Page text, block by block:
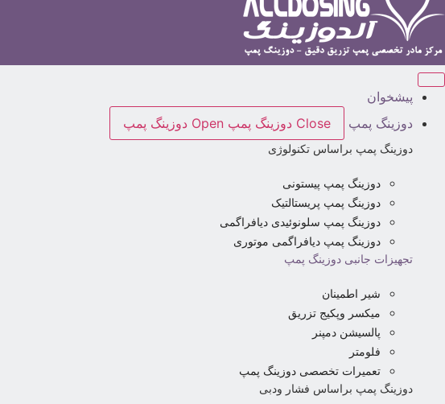
پیشخوان
دوزینگ پمپ
Close دوزینگ پمپ Open دوزینگ پمپ
دوزینگ پمپ براساس تکنولوژی
دوزینگ پمپ پیستونی
دوزینگ پمپ پریستالتیک
دوزینگ پمپ سلونوئیدی دیافراگمی
دوزینگ پمپ دیافراگمی موتوری
تجهیزات جانبی دوزینگ پمپ
شیر اطمینان
میکسر وپکیج تزریق
پالسیشن دمپنر
فلومتر
تعمیرات تخصصی دوزینگ پمپ
دوزینگ پمپ براساس فشار ودبی